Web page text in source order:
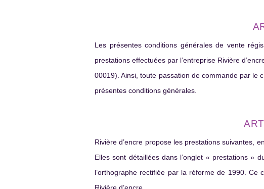
Les présentes conditions générales de vente
prestations effectuées par l’entreprise Rivière
00019). Ainsi, toute passation de commande par le
présentes conditions générales.
Rivière d’encre propose les prestations suivantes,
Elles sont détaillées dans l’onglet « prestations »
l’orthographe rectifiée par la réforme de 1990.